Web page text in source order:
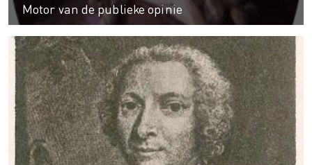
Motor van de publieke opinie